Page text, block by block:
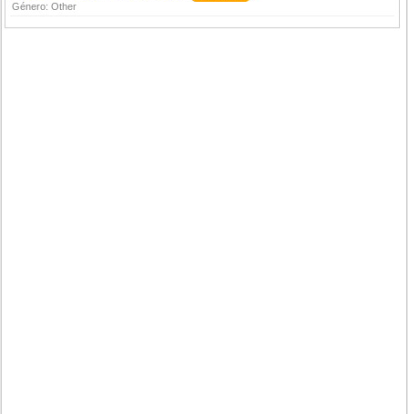
Género:Other